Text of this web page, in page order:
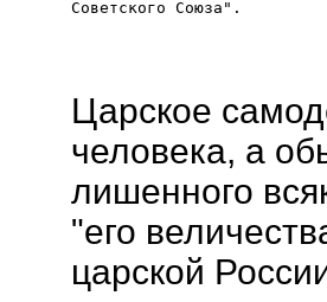
Царское
человека, а
лишенного
"его
царской